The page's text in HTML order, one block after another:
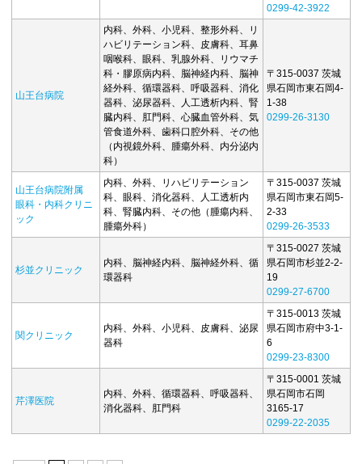
0299-42-3922
山王台病院
内科、外科、小児科、整形外科、リ
ハビリテーション科、皮膚科、耳鼻
咽喉科、眼科、乳腺外科、リウマチ
科・膠原病内科、脳神経内科、脳神
経外科、循環器科、呼吸器科、消化
器科、泌尿器科、人工透析内科、腎
臓内科、肛門科、心臓血管外科、気
管食道外科、歯科口腔外科、その他
（内視鏡外科、腫瘍外科、内分泌内
科）
〒315-0037 茨城
県石岡市東石岡4-
1-38
0299-26-3130
山王台病院附属
眼科・内科クリニ
ック
内科、外科、リハビリテーション
科、眼科、消化器科、人工透析内
科、腎臓内科、その他（腫瘍内科、
腫瘍外科）
〒315-0037 茨城
県石岡市東石岡5-
2-33
0299-26-3533
杉並クリニック
内科、脳神経内科、脳神経外科、循
環器科
〒315-0027 茨城
県石岡市杉並2-2-
19
0299-27-6700
関クリニック
内科、外科、小児科、皮膚科、泌尿
器科
〒315-0013 茨城
県石岡市府中3-1-
6
0299-23-8300
芹澤医院
内科、外科、循環器科、呼吸器科、
消化器科、肛門科
〒315-0001 茨城
県石岡市石岡
3165-17
0299-22-2035